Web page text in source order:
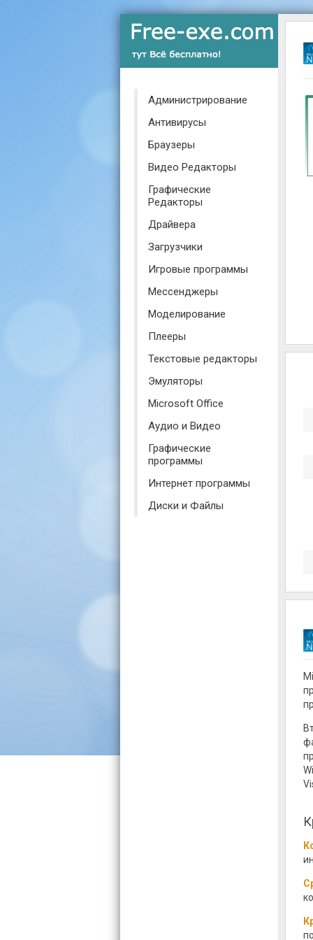
Администрирование
Антивирусы
Браузеры
Видео Редакторы
Графические
Редакторы
Драйвера
Загрузчики
Игровые программы
Мессенджеры
Моделирование
Плееры
Текстовые редакторы
Эмуляторы
Microsoft Office
Аудио и Видео
Графические
программы
Интернет программы
Диски и Файлы